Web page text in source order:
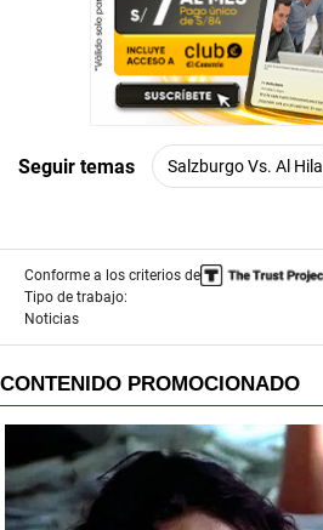
Seguir temas Salzburgo Vs. Al Hilal
Conforme a los criterios de
Tipo de trabajo:
Noticias